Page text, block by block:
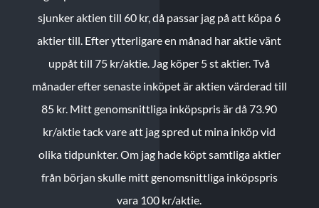
sjunker aktien till 60 kr, då passar jag på att köpa 6
aktier till. Efter ytterligare en månad har aktie vänt
uppåt till 75 kr/aktie. Jag köper 5 st aktier.Två
månader efter senaste inköpet är aktien värderad till
85 kr. Mitt genomsnittliga inköpspris är då 73.90
kr/aktie tack vare att jag spred ut mina inköp vid
olika tidpunkter. Om jag hade köpt samtliga aktier
från början skulle mitt genomsnittliga inköpspris
vara 100 kr/aktie.